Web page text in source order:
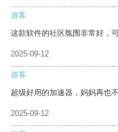
游客
这款软件的社区氛围非常好，
2025-09-12
游客
超级好用的加速器，妈妈再也
2025-09-12